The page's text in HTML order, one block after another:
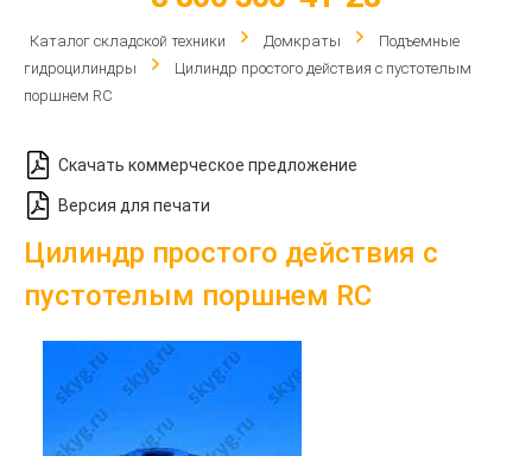
Каталог складской техники Домкраты
Подъемные
гидроцилиндры
Цилиндр простого действия с пустотелым
поршнем RC
Скачать коммерческое предложение
Версия для печати
Цилиндр простого действия с
пустотелым поршнем RC